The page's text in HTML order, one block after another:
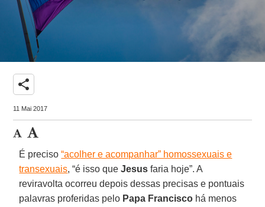
share
11 Mai 2017
É preciso“acolher e acompanhar” homossexuais e
transexuais, “é isso queJesus faria hoje”. A
reviravolta ocorreu depois dessas precisas e pontuais
palavras proferidas pelo Papa Francisco há menos